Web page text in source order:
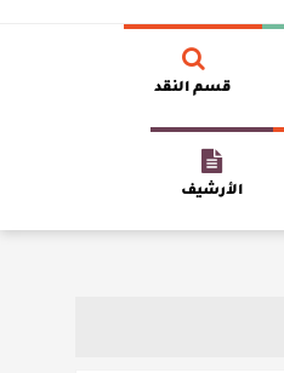
قسم النقد
الأرشيف